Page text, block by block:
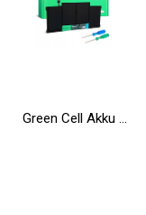
Green Cell Akku A1377 A1405 A1496 für Apple MacBook Air 13 A1369 A1466